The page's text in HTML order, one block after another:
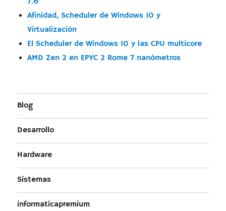
Afinidad, Scheduler de Windows 10 y
Virtualización
El Scheduler de Windows 10 y las CPU multicore
AMD Zen 2 en EPYC 2 Rome 7 nanómetros
Blog
Desarrollo
Hardware
Sistemas
informaticapremium